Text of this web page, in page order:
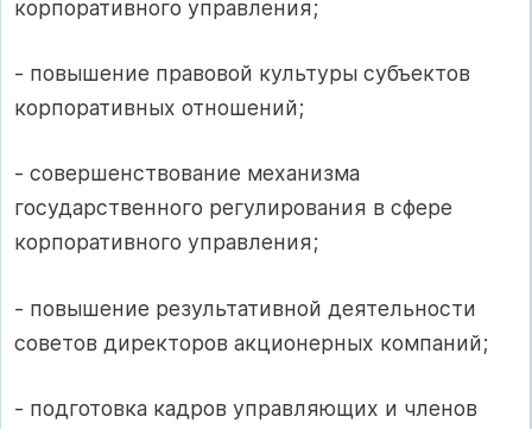
корпоративного управления;
- повышение правовой культуры субъектов
корпоративных отношений;
- совершенствование механизма
государственного регулирования в сфере
корпоративного управления;
- повышение результативной деятельности
советов директоров акционерных компаний;
- подготовка кадров управляющих и членов